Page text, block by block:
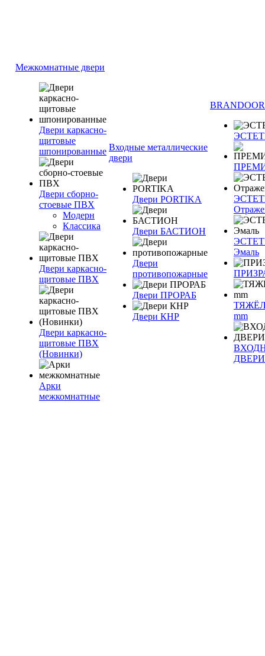
Межкомнатные двери
Двери каркасно-
щитовые
шпонированные
Двери сборно-
стоевые ПВХ
Модерн
Классика
Двери каркасно-
щитовые ПВХ
Двери каркасно-
щитовые ПВХ
(Новинки)
Арки
межкомнатные
Входные металлические
двери
Двери PORTIKA
Двери БАСТИОН
Двери
противопожарные
Двери ПРОРАБ
Двери КНР
Эмаль
mm
ДВЕРИ